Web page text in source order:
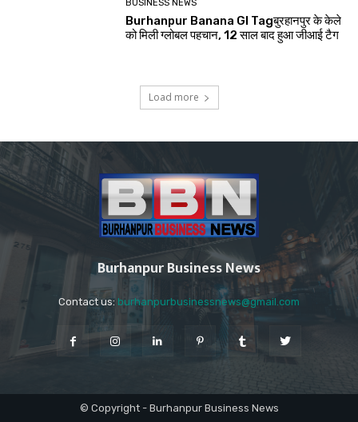
BUSINESS NEWS
Burhanpur Banana GI Tagबुरहानपुर के केले
को मिली ग्लोबल पहचान, 12 साल बाद हुआ जीआई टैग
Load more
Burhanpur Business News
Contact us: burhanpurbusinessnews@gmail.com
© Copyright - Burhanpur Business News